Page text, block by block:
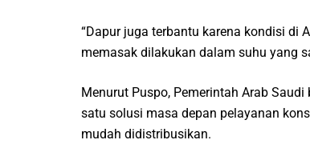
“Dapur juga terbantu karena kondisi di
memasak dilakukan dalam suhu yang
Menurut Puspo, Pemerintah Arab
satu solusi masa depan pelayanan
mudah didistribusikan.